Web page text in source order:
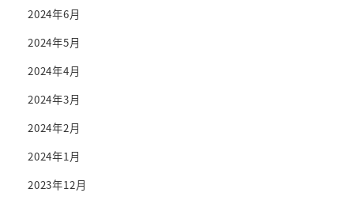
2024年6月
2024年5月
2024年4月
2024年3月
2024年2月
2024年1月
2023年12月